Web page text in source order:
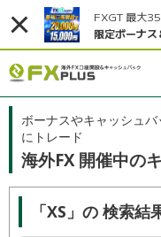
FXGT 最大
限定ボーナス
ボーナスやキャッシュ
にトレード
海外FX 開催中の
「XS」の 検索結